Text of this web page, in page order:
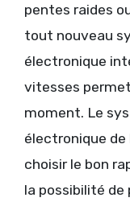
pentes raides
tout nouveau
électronique
vitesses
moment. Le
électronique
choisir le bon
la possibilité de